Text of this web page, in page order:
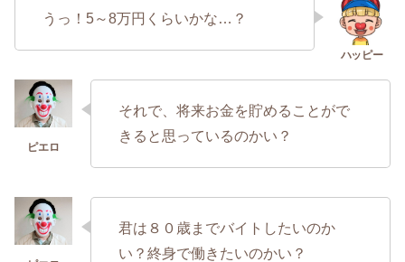
うっ！5～8万円くらいかな…？
それで、将来お金を貯めることがで
きると思っているのかい？
君は８０歳までバイトしたいのか
い？終身で働きたいのかい？